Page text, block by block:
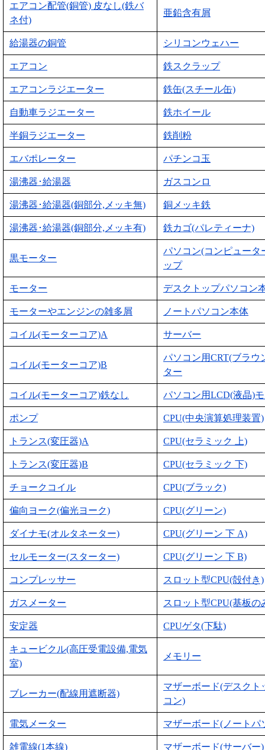
エアコン配管(銅管) 皮なし(鉄バ
ネ付)
亜鉛含有屑
給湯器の銅管 シリコンウェハー
エアコン 鉄スクラップ
エアコンラジエーター 鉄缶(スチール缶)
自動車ラジエーター 鉄ホイール
半銅ラジエーター 鉄削粉
エバポレーター パチンコ玉
湯沸器･給湯器 ガスコンロ
湯沸器･給湯器(銅部分,メッキ無) 銅メッキ鉄
湯沸器･給湯器(銅部分,メッキ有) 鉄カゴ(パレティーナ)
黒モーター
パソコン(コンピュータ
ップ
モーター デスクトップパソコン
モーターやエンジンの雑多屑 ノートパソコン本体
コイル(モーターコア)A サーバー
コイル(モーターコア)B
パソコン用CRT(ブラウ
ター
コイル(モーターコア)鉄なし パソコン用LCD(液晶)
ポンプ CPU(中央演算処理装置)
トランス(変圧器)A CPU(セラミック 上)
トランス(変圧器)B CPU(セラミック 下)
チョークコイル CPU(ブラック)
偏向ヨーク(偏光ヨーク) CPU(グリーン)
ダイナモ(オルタネーター) CPU(グリーン 下 A)
セルモーター(スターター) CPU(グリーン 下 B)
コンプレッサー スロット型CPU(殻付き)
ガスメーター スロット型CPU(基板の
安定器 CPUゲタ(下駄)
キュービクル(高圧受電設備,電気
室)
メモリー
ブレーカー(配線用遮断器)
マザーボード(デスクト
コン)
電気メーター マザーボード(ノートパ
雑電線(1本線) マザーボード(サーバー)